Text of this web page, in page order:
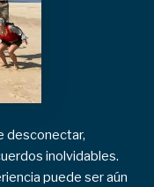
desconectar,
inolvidables.
puede ser aún